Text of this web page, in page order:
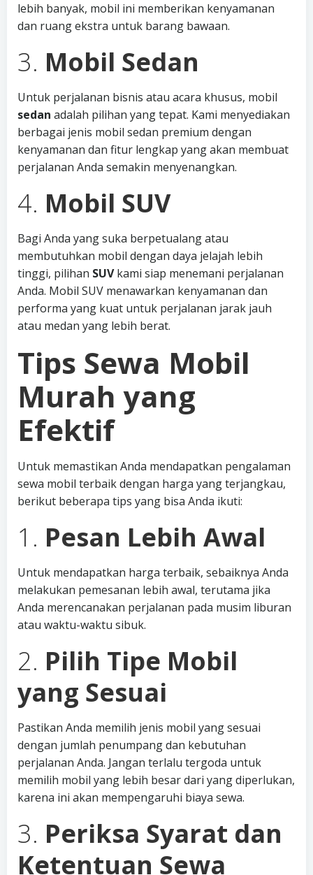
lebih banyak, mobil ini memberikan kenyamanan
dan ruang ekstra untuk barang bawaan.
3. Mobil Sedan
Untuk perjalanan bisnis atau acara khusus, mobil
sedan adalah pilihan yang tepat. Kami menyediakan
berbagai jenis mobil sedan premium dengan
kenyamanan dan fitur lengkap yang akan membuat
perjalanan Anda semakin menyenangkan.
4. Mobil SUV
Bagi Anda yang suka berpetualang atau
membutuhkan mobil dengan daya jelajah lebih
tinggi, pilihan SUVkami siap menemani perjalanan
Anda. Mobil SUV menawarkan kenyamanan dan
performa yang kuat untuk perjalanan jarak jauh
atau medan yang lebih berat.
Tips Sewa Mobil
Murah yang
Efektif
Untuk memastikan Anda mendapatkan pengalaman
sewa mobil terbaik dengan harga yang terjangkau,
berikut beberapa tips yang bisa Anda ikuti:
1. Pesan Lebih Awal
Untuk mendapatkan harga terbaik, sebaiknya Anda
melakukan pemesanan lebih awal, terutama jika
Anda merencanakan perjalanan pada musim liburan
atau waktu-waktu sibuk.
2. Pilih Tipe Mobil
yang Sesuai
Pastikan Anda memilih jenis mobil yang sesuai
dengan jumlah penumpang dan kebutuhan
perjalanan Anda. Jangan terlalu tergoda untuk
memilih mobil yang lebih besar dari yang diperlukan,
karena ini akan mempengaruhi biaya sewa.
3. Periksa Syarat dan
Ketentuan Sewa